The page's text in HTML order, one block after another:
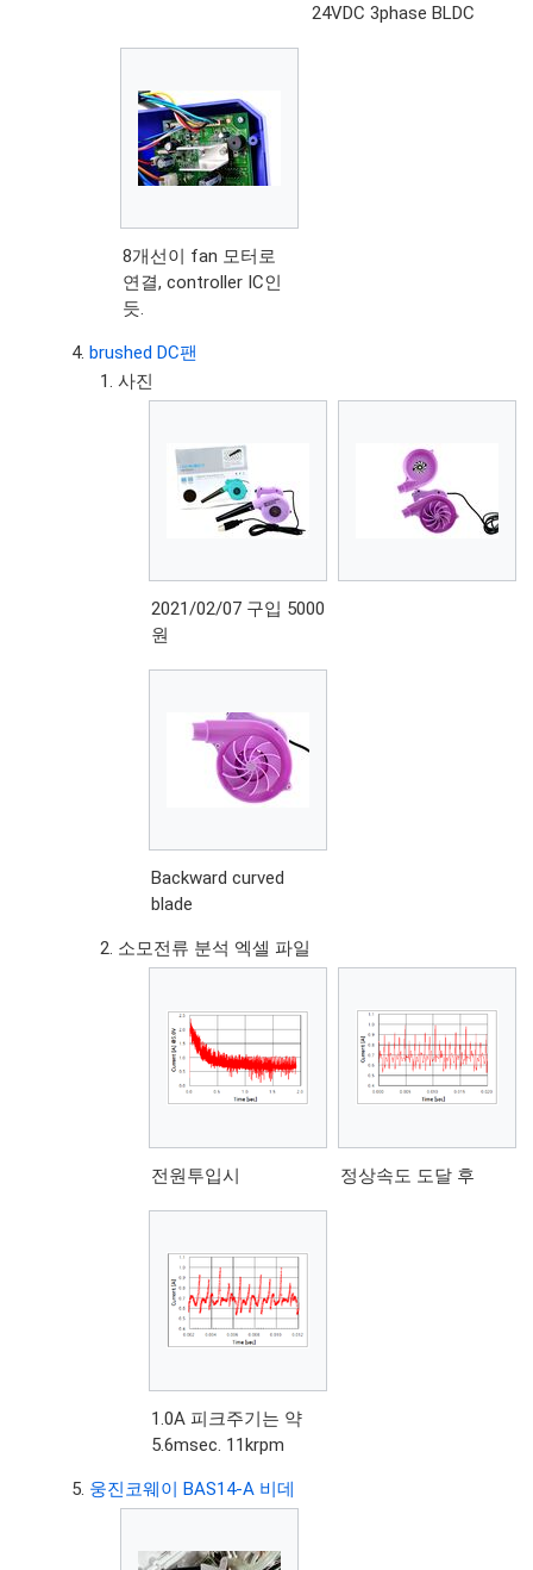
24VDC 3phase BLDC
8개선이 fan 모터로
연결, controller IC인
듯.
brushed DC팬
사진
2021/02/07 구입 5000
원
Backward curved
blade
소모전류 분석 엑셀 파일
전원투입시 정상속도 도달 후
1.0A 피크주기는 약
5.6msec. 11krpm
웅진코웨이 BAS14-A 비데